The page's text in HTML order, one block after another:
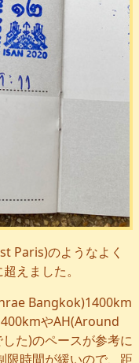
Paris)のようなよく
えました。
Bangkok)1400km
やAH(Around
た)のペースが参考に
限時間が緩いので、距